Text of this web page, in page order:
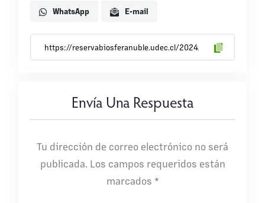
WhatsApp E-mail
Envía Una Respuesta
Tu dirección de correo electrónico no será
publicada. Los campos requeridos están
marcados *